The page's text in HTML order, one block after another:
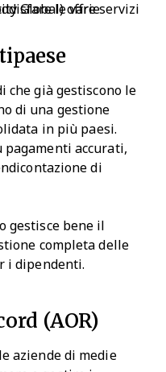
che già gestiscono le
di una gestione
in più paesi.
pagamenti accurati,
di
gestisce bene il
completa delle
i dipendenti.
(AOR)
aziende di medie